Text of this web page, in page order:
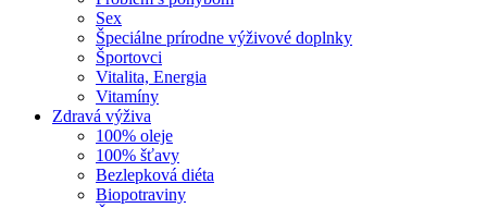
Sex
Špeciálne prírodne výživové doplnky
Športovci
Vitalita, Energia
Vitamíny
Zdravá výživa
100% oleje
100% šťavy
Bezlepková diéta
Biopotraviny